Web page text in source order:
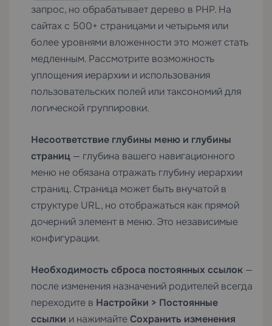
запрос, но обрабатывает дерево в PHP. На
сайтах с 500+ страницами и четырьмя или
более уровнями вложенности это может стать
медленным. Рассмотрите возможность
уплощения иерархии и использования
пользовательских полей или таксономий для
логической группировки.
Несоответствие глубины меню и глубины
страниц — глубина вашего навигационного
меню не обязана отражать глубину иерархии
страниц. Страница может быть внучатой в
структуре URL, но отображаться как прямой
дочерний элемент в меню. Это независимые
конфигурации.
Необходимость сброса постоянных ссылок —
после изменения назначений родителей всегда
переходите в Настройки > Постоянные
ссылки и нажимайтеСохранить изменения